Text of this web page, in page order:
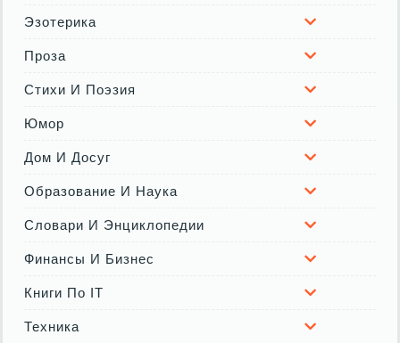
Эзотерика
Проза
Стихи И Поэзия
Юмор
Дом И Досуг
Образование И Наука
Словари И Энциклопедии
Финансы И Бизнес
Книги По IT
Техника